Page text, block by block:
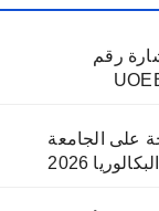
رقم
على الجامعة
2026